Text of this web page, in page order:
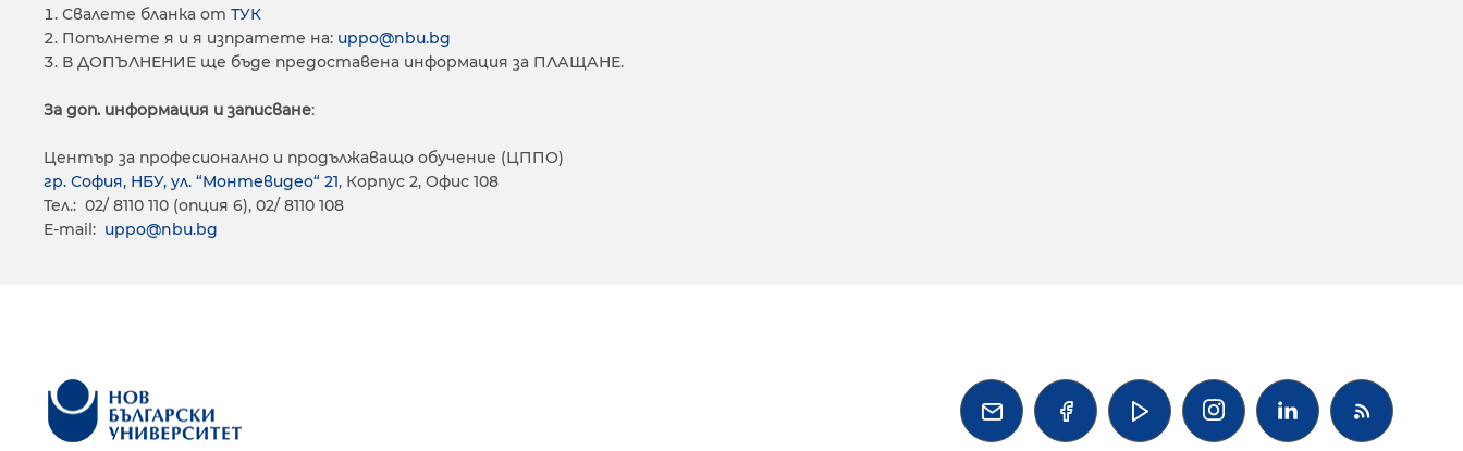
Свалете бланка от ТУК
Попълнете я и я изпратете на: uppo@nbu.bg
В ДОПЪЛНЕНИЕ ще бъде предоставена информация за ПЛАЩАНЕ.
За доп. информация и записване:
Център за професионално и продължаващо обучение (ЦППО)
гр. София, НБУ, ул. “Монтевидео“ 21, Корпус 2, Офис 108
Тел.: 02/ 8110 110 (опция 6), 02/ 8110 108
E-mail: uppo@nbu.bg
   